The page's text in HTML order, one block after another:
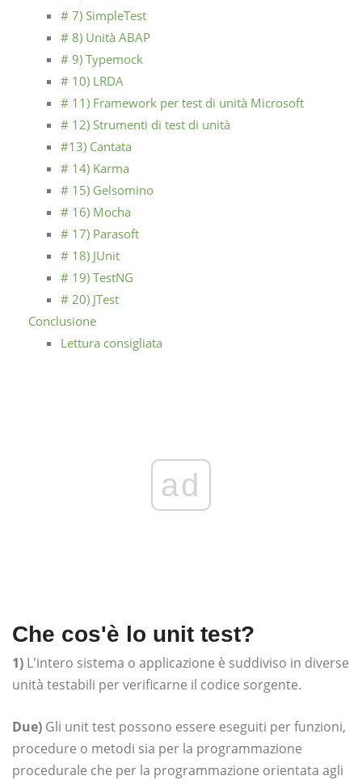
# 7) SimpleTest
# 8) Unità ABAP
# 9) Typemock
# 10) LRDA
# 11) Framework per test di unità Microsoft
# 12) Strumenti di test di unità
#13) Cantata
# 14) Karma
# 15) Gelsomino
# 16) Mocha
# 17) Parasoft
# 18) JUnit
# 19) TestNG
# 20) JTest
Conclusione
Lettura consigliata
ad
Che cos'è lo unit test?
1) L'intero sistema o applicazione è suddiviso in diverse
unità testabili per verificarne il codice sorgente.
Due) Gli unit test possono essere eseguiti per funzioni,
procedure o metodi sia per la programmazione
procedurale che per la programmazione orientata agli